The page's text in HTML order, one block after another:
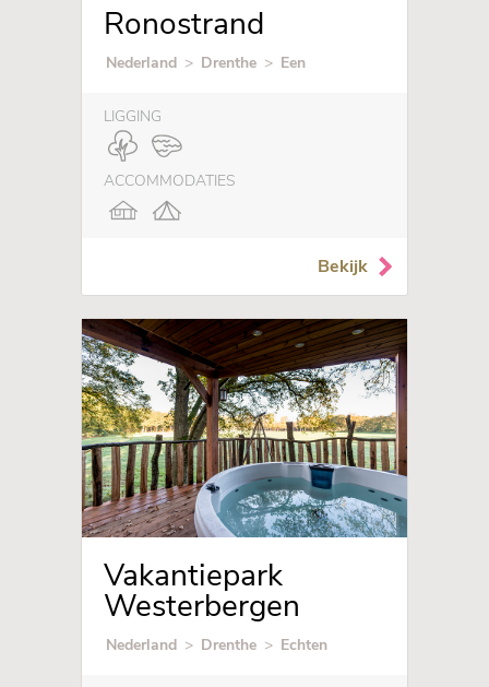
Ronostrand
Nederland > Drenthe > Een
LIGGING
ACCOMMODATIES
Bekijk
Vakantiepark
Westerbergen
Nederland > Drenthe > Echten